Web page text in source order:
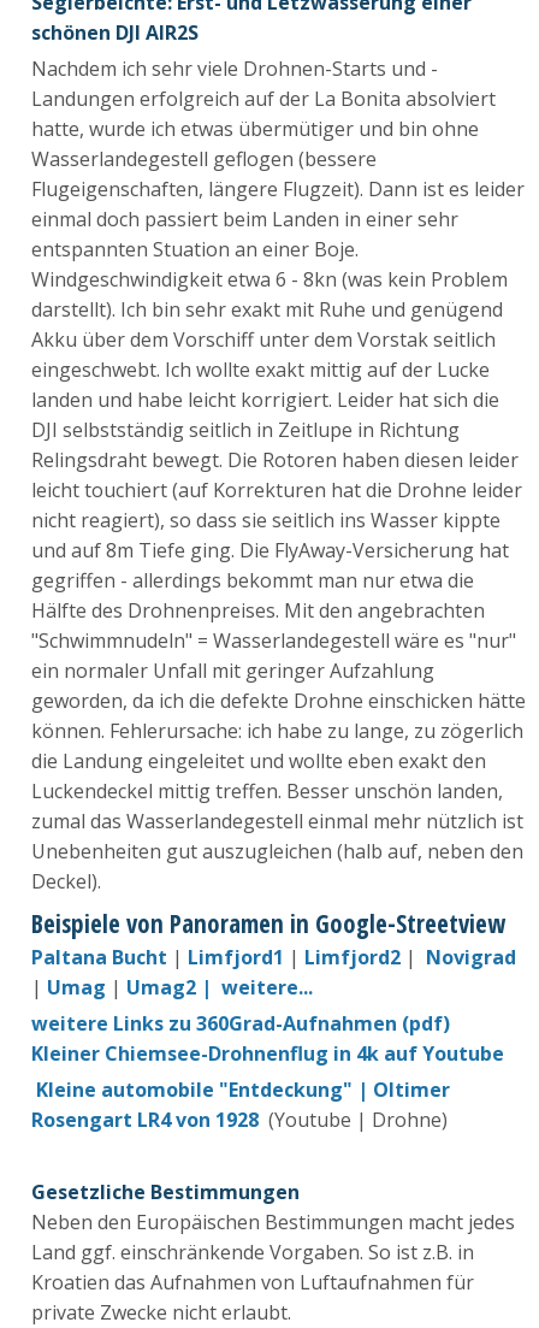
schönen DJI AIR2S
Nachdem ich sehr viele Drohnen-Starts und -
Landungen erfolgreich auf der La Bonita absolviert
hatte, wurde ich etwas übermütiger und bin ohne
Wasserlandegestell geflogen (bessere
Flugeigenschaften, längere Flugzeit). Dann ist es leider
einmal doch passiert beim Landen in einer sehr
entspannten Stuation an einer Boje.
Windgeschwindigkeit etwa 6 - 8kn (was kein Problem
darstellt). Ich bin sehr exakt mit Ruhe und genügend
Akku über dem Vorschiff unter dem Vorstak seitlich
eingeschwebt. Ich wollte exakt mittig auf der Lucke
landen und habe leicht korrigiert. Leider hat sich die
DJI selbstständig seitlich in Zeitlupe in Richtung
Relingsdraht bewegt. Die Rotoren haben diesen leider
leicht touchiert (auf Korrekturen hat die Drohne leider
nicht reagiert), so dass sie seitlich ins Wasser kippte
und auf 8m Tiefe ging. Die FlyAway-Versicherung hat
gegriffen - allerdings bekommt man nur etwa die
Hälfte des Drohnenpreises. Mit den angebrachten
"Schwimmnudeln" = Wasserlandegestell wäre es "nur"
ein normaler Unfall mit geringer Aufzahlung
geworden, da ich die defekte Drohne einschicken hätte
können. Fehlerursache: ich habe zu lange, zu zögerlich
die Landung eingeleitet und wollte eben exakt den
Luckendeckel mittig treffen. Besser unschön landen,
zumal das Wasserlandegestell einmal mehr nützlich ist
Unebenheiten gut auszugleichen (halb auf, neben den
Deckel).
Beispiele von Panoramen in Google-Streetview
Paltana Bucht | Limfjord1 | Limfjord2 | Novigrad
| Umag | Umag2 | weitere...
weitere Links zu 360Grad-Aufnahmen (pdf)
Kleiner Chiemsee-Drohnenflug in 4k auf Youtube
Kleine automobile "Entdeckung" | Oltimer
Rosengart LR4 von 1928 (Youtube | Drohne)
Gesetzliche Bestimmungen
Neben den Europäischen Bestimmungen macht jedes
Land ggf. einschränkende Vorgaben. So ist z.B. in
Kroatien das Aufnahmen von Luftaufnahmen für
private Zwecke nicht erlaubt.